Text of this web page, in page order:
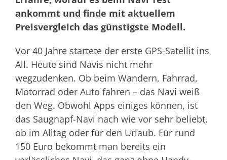
ankommt und finde mit aktuellem
Preisvergleich das günstigste Modell.
Vor 40 Jahre startete der erste GPS-Satellit ins
All. Heute sind Navis nicht mehr
wegzudenken. Ob beim Wandern, Fahrrad,
Motorrad oder Auto fahren – das Navi weiß
den Weg. Obwohl Apps einiges können, ist
das Saugnapf-Navi nach wie vor sehr beliebt,
ob im Alltag oder für den Urlaub. Für rund
150 Euro bekommt man bereits ein